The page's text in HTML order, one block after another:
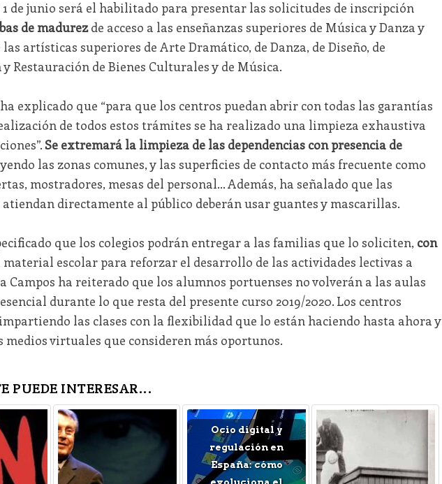
1 de junio será el habilitado para presentar las solicitudes de inscripción
de madurezde acceso a las enseñanzas superiores de Música y Danza y
las artísticas superiores de Arte Dramático, de Danza, de Diseño, de
y Restauración de Bienes Culturales y de Música.
explicado que “para que los centros puedan abrir con todas las garantías
de todos estos trámites se ha realizado una limpieza exhaustiva
Se extremará la limpieza de las dependencias con presencia de
las zonas comunes, y las superficies de contacto más frecuente como
mostradores, mesas del personal... Además, ha señalado que las
atiendan directamente al público deberán usar guantes y mascarillas.
que los colegios podrán entregar a las familias que lo soliciten, con
material escolar para reforzar el desarrollo de las actividades lectivas a
Campos ha reiterado que los alumnos portuenses no volverán a las aulas
durante lo que resta del presente curso 2019/2020. Los centros
las clases con la flexibilidad que lo están haciendo hasta ahora y
virtuales que consideren más oportunos.
PUEDE INTERESAR...
Ocio digital y
regulación en
España: cómo